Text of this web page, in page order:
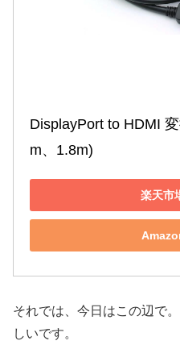
DisplayPort to HDMI
m、1.8m)
楽天市
それでは、今日はこの辺で
しいです。